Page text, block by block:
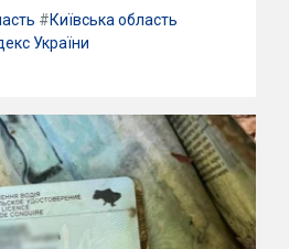
#Київська область
України